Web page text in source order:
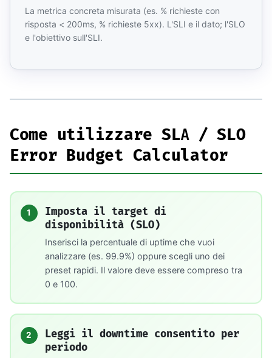
La metrica concreta misurata (es. % richieste con
risposta < 200ms, % richieste 5xx). L'SLI e il dato; l'SLO
e l'obiettivo sull'SLI.
Come utilizzare SLA / SLO
Error Budget Calculator
1
Imposta il target di
disponibilità (SLO)
Inserisci la percentuale di uptime che vuoi
analizzare (es. 99.9%) oppure scegli uno dei
preset rapidi. Il valore deve essere compreso tra
0 e 100.
2
Leggi il downtime consentito per
periodo